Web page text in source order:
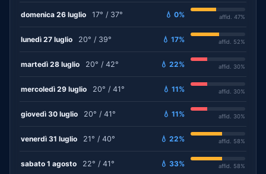
domenica 26 luglio 17° / 37° 💧 0% affid. 47%
lunedì 27 luglio 20° / 39° 💧 17% affid. 52%
martedì 28 luglio 20° / 42° 💧 22% affid. 30%
mercoledì 29 luglio 20° / 41° 💧 11% affid. 30%
giovedì 30 luglio 20° / 41° 💧 11% affid. 30%
venerdì 31 luglio 21° / 40° 💧 22% affid. 58%
sabato 1 agosto 22° / 41° 💧 33% affid. 58%